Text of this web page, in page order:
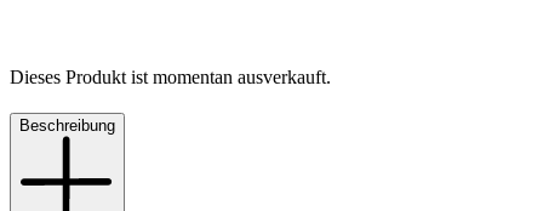
Dieses Produkt ist momentan ausverkauft.
Beschreibung